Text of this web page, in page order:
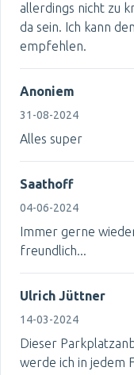
allerdings nicht zu
da sein. Ich kann
empfehlen.
Anoniem
31-08-2024
Alles super
Saathoff
04-06-2024
Immer gerne
freundlich...
Ulrich Jüttner
14-03-2024
Dieser
werde ich in jedem